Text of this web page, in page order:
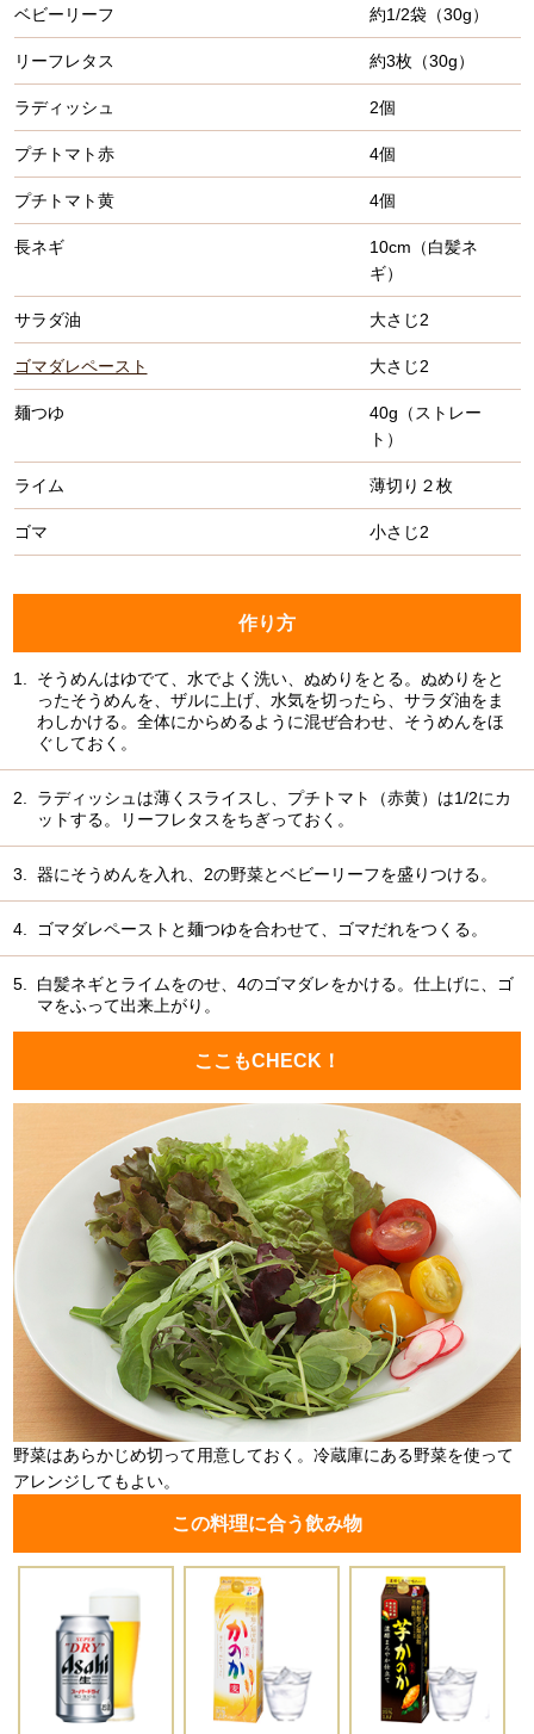
ベビーリーフ 約1/2袋（30g）
リーフレタス 約3枚（30g）
ラディッシュ 2個
プチトマト赤 4個
プチトマト黄 4個
長ネギ
10cm（白髪ネ
ギ）
サラダ油 大さじ2
ゴマダレペースト 大さじ2
麺つゆ
40g（ストレー
ト）
ライム 薄切り２枚
ゴマ 小さじ2
作り方
1.
そうめんはゆでて、水でよく洗い、ぬめりをとる。ぬめりをと
ったそうめんを、ザルに上げ、水気を切ったら、サラダ油をま
わしかける。全体にからめるように混ぜ合わせ、そうめんをほ
ぐしておく。
2.
ラディッシュは薄くスライスし、プチトマト（赤黄）は1/2にカ
ットする。リーフレタスをちぎっておく。
3. 器にそうめんを入れ、2の野菜とベビーリーフを盛りつける。
4. ゴマダレペーストと麺つゆを合わせて、ゴマだれをつくる。
5.
白髪ネギとライムをのせ、4のゴマダレをかける。仕上げに、ゴ
マをふって出来上がり。
ここもCHECK！
野菜はあらかじめ切って用意しておく。冷蔵庫にある野菜を使って
アレンジしてもよい。
この料理に合う飲み物